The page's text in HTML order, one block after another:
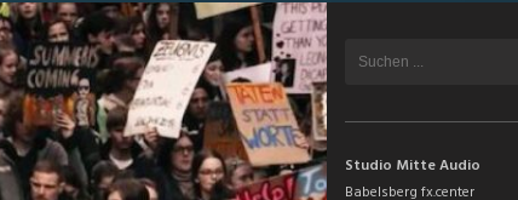
Studio Mitte Audio
Babelsberg fx.center